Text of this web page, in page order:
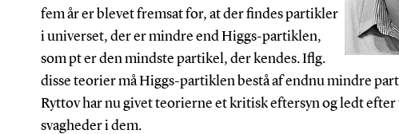
fem år er blevet fremsat for, at der findes partikler
i universet, der er mindre end Higgs-partiklen,
som pt er den mindste partikel, der kendes. Iflg.
disse teorier må Higgs-partiklen bestå af endnu mindre
Ryttov har nu givet teorierne et kritisk eftersyn og ledt efter
svagheder i dem.